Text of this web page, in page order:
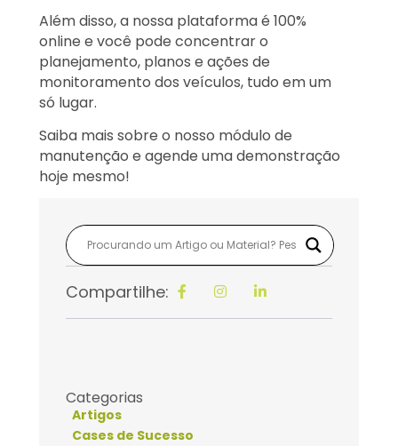
Além disso, a nossa plataforma é 100%
online e você pode concentrar o
planejamento, planos e ações de
monitoramento dos veículos, tudo em um
só lugar.
Saiba mais sobre o nosso módulo de
manutenção e agende uma demonstração
hoje mesmo!
Compartilhe:
Categorias
Artigos
Cases de Sucesso